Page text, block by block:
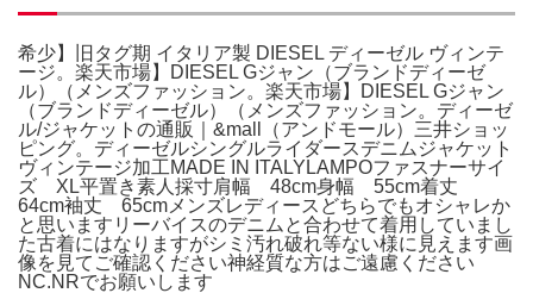
希少】旧タグ期 イタリア製 DIESEL ディーゼル ヴィンテ
ージ。楽天市場】DIESEL Gジャン（ブランドディーゼ
ル）（メンズファッション。楽天市場】DIESEL Gジャン
（ブランドディーゼル）（メンズファッション。ディーゼ
ル/ジャケットの通販｜&mall（アンドモール）三井ショッ
ピング。ディーゼルシングルライダースデニムジャケット
ヴィンテージ加工MADE IN ITALYLAMPOファスナーサイ
ズ XL平置き素人採寸肩幅 48cm身幅 55cm着丈
64cm袖丈 65cmメンズレディースどちらでもオシャレか
と思いますリーバイスのデニムと合わせて着用していまし
た古着にはなりますがシミ汚れ破れ等ない様に見えます画
像を見てご確認ください神経質な方はご遠慮ください
NC.NRでお願いします